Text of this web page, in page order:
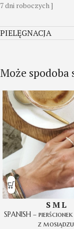
7 dni roboczych ]
PIELĘGNACJA
Może
S ML
SPANISH –
z mosiądzu